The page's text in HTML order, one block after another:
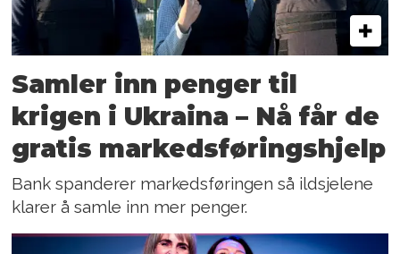
Samler inn penger til
krigen i Ukraina – Nå får de
gratis markedsføringshjelp
Bank spanderer markedsføringen så ildsjelene
klarer å samle inn mer penger.